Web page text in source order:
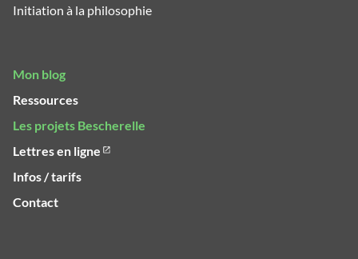
Initiation à la philosophie
Mon blog
Ressources
Les projets Bescherelle
Lettres en ligne
Infos / tarifs
Contact